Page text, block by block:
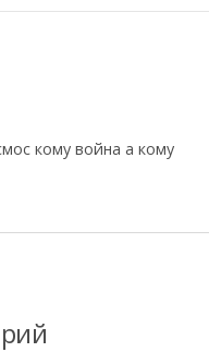
кому война а кому